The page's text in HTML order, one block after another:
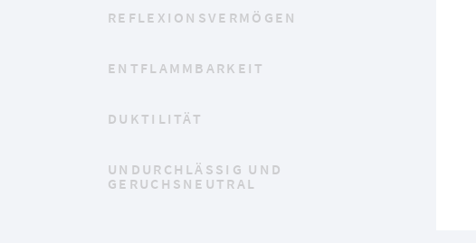
REFLEXIONSVERMÖGEN
ENTFLAMMBARKEIT
DUKTILITÄT
UNDURCHLÄSSIG UND
GERUCHSNEUTRAL